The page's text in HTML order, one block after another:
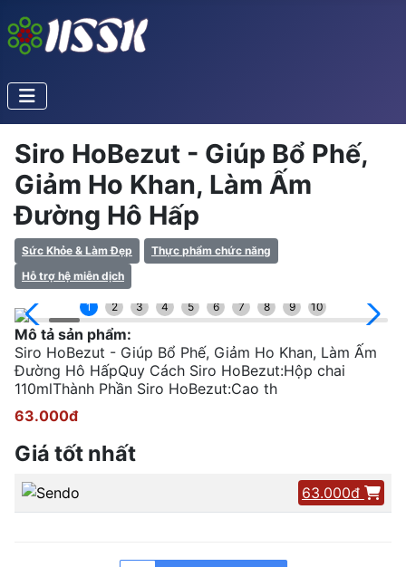
Siro HoBezut - Giúp Bổ Phế,
Giảm Ho Khan, Làm Ấm
Đường Hô Hấp
Sức Khỏe & Làm Đẹp
Thực phẩm chức năng
Hỗ trợ hệ miễn dịch
1 2 3 4 5 6 7 8 9 10
Mô tả sản phẩm:
Siro HoBezut - Giúp Bổ Phế, Giảm Ho Khan, Làm Ấm
Đường Hô HấpQuy Cách Siro HoBezut:Hộp chai
110mlThành Phần Siro HoBezut:Cao th
63.000đ
Giá tốt nhất
63.000đ